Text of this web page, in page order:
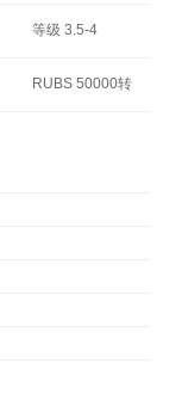
等级 3.5-4
RUBS 50000转